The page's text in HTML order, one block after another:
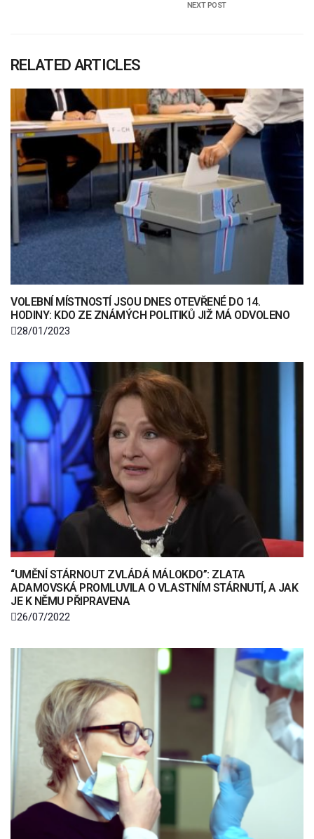
NEXT POST
RELATED ARTICLES
VOLEBNÍ MÍSTNOSTÍ JSOU DNES OTEVŘENÉ DO 14.
HODINY: KDO ZE ZNÁMÝCH POLITIKŮ JIŽ MÁ ODVOLENO
28/01/2023
“UMĚNÍ STÁRNOUT ZVLÁDÁ MÁLOKDO”: ZLATA
ADAMOVSKÁ PROMLUVILA O VLASTNÍM STÁRNUTÍ, A JAK
JE K NĚMU PŘIPRAVENA
26/07/2022